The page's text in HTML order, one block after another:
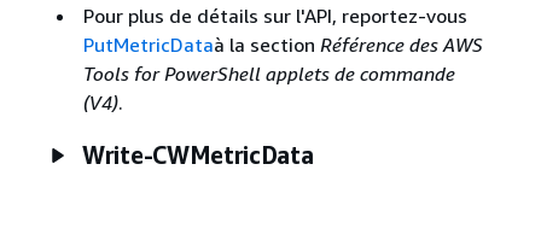
Pour plus de détails sur l'API, reportez-vous
PutMetricDataà la section Référence des AWS
Tools for PowerShell applets de commande
(V4).
Write-CWMetricData